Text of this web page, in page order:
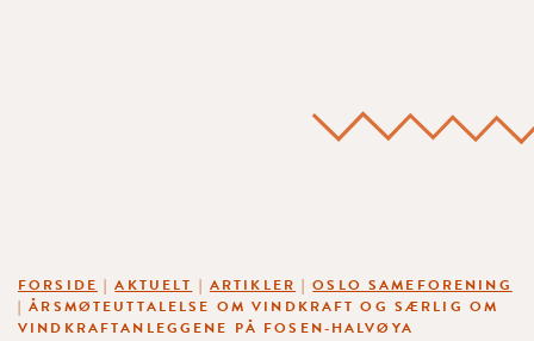
FORSIDE |AKTUELT | ARTIKLER |OSLO SAMEFORENING
|ÅRSMØTEUTTALELSE OM VINDKRAFT OG SÆRLIG OM
VINDKRAFTANLEGGENE PÅ FOSEN-HALVØYA